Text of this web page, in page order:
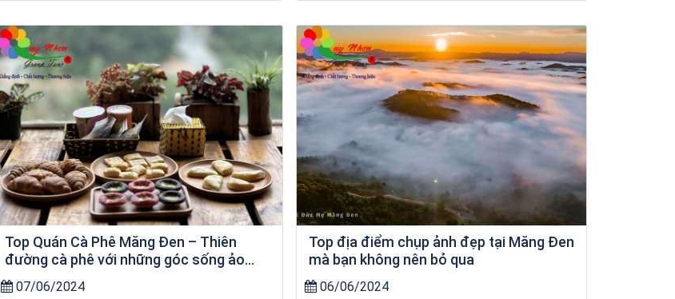
Tour Đảo Lý Sơn
Top Quán Cà Phê Măng Đen – Thiên
đường cà phê với những góc sống ảo
“chất lừ”
07/06/2024
Tour Đảo Lý Sơn
Top địa điểm chụp ảnh đẹp tại Măng Đen
mà bạn không nên bỏ qua
06/06/2024